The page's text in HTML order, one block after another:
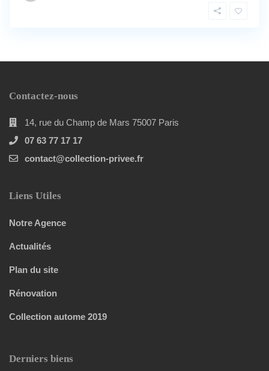
Contactez-nous
14, rue du Champ de Mars 75007 Paris
07 63 77 17 17
contact@collection-privee.fr
Liens Utiles
Notre Agence
Actualités
Plan du site
Rénovation
Collection autome 2019
Derniers biens